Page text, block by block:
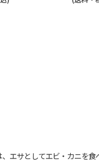
サとしてエビ・カニを食